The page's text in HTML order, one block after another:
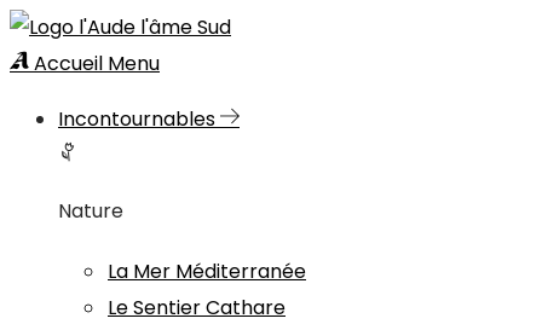
Accueil Menu
Incontournables
Nature
La Mer Méditerranée
Le Sentier Cathare